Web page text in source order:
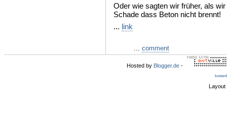
Oder wie sagten wir früher, als
Schade dass Beton nicht brennt!
... link
... comment
Hosted by Blogger.de -